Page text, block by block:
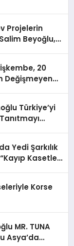
Projelerin
Beyoğlu,
20
Değişmeyen
Türkiye’yi
Yedi Şarkılık
Kasetler
Korse
MR. TUNA
Asya’da